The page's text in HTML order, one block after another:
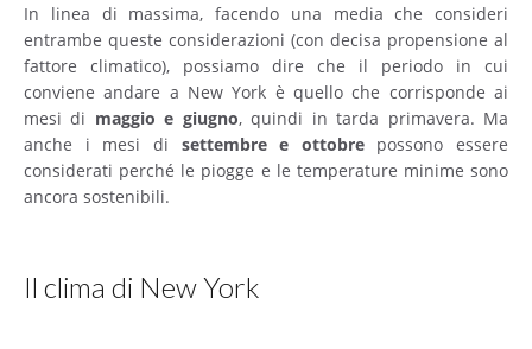
In linea di massima, facendo una media che consideri
entrambe queste considerazioni (con decisa propensione al
fattore climatico), possiamo dire che il periodo in cui
conviene andare a New York è quello che corrisponde ai
mesi di maggio e giugno, quindi in tarda primavera. Ma
anche i mesi di settembre e ottobrepossono essere
considerati perché le piogge e le temperature minime sono
ancora sostenibili.
Il clima di New York